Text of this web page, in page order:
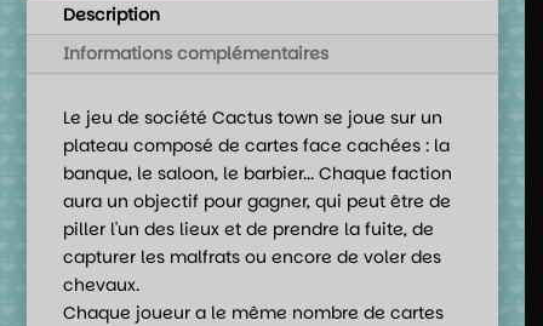
Description
Informations complémentaires
Le jeu de société Cactus town se joue sur un
plateau composé de cartes face cachées : la
banque, le saloon, le barbier... Chaque faction
aura un objectif pour gagner, qui peut être de
piller l'un des lieux et de prendre la fuite, de
capturer les malfrats ou encore de voler des
chevaux.
Chaque joueur a le même nombre de cartes